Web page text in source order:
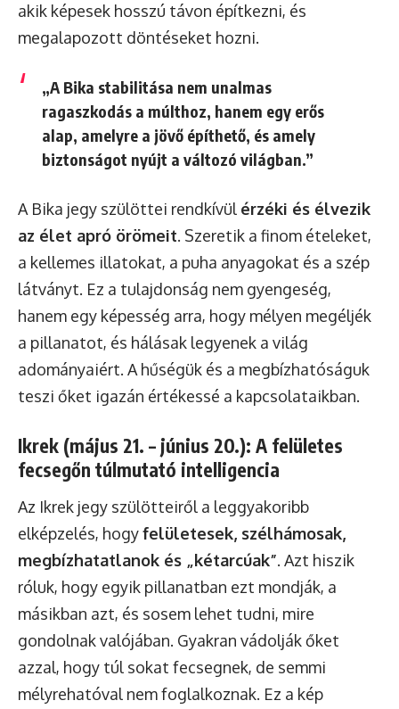
akik képesek hosszú távon építkezni, és
megalapozott döntéseket hozni.
„A Bika stabilitása nem unalmas
ragaszkodás a múlthoz, hanem egy erős
alap, amelyre a jövő építhető, és amely
biztonságot nyújt a változó világban.”
A Bika jegy szülöttei rendkívül érzéki és élvezik
az élet apró örömeit. Szeretik a finom ételeket,
a kellemes illatokat, a puha anyagokat és a szép
látványt. Ez a tulajdonság nem gyengeség,
hanem egy képesség arra, hogy mélyen megéljék
a pillanatot, és hálásak legyenek a világ
adományaiért. A hűségük és a megbízhatóságuk
teszi őket igazán értékessé a kapcsolataikban.
Ikrek (május 21. – június 20.): A felületes
fecsegőn túlmutató intelligencia
Az Ikrek jegy szülötteiről a leggyakoribb
elképzelés, hogyfelületesek, szélhámosak,
megbízhatatlanok és „kétarcúak”. Azt hiszik
róluk, hogy egyik pillanatban ezt mondják, a
másikban azt, és sosem lehet tudni, mire
gondolnak valójában. Gyakran vádolják őket
azzal, hogy túl sokat fecsegnek, de semmi
mélyrehatóval nem foglalkoznak. Ez a kép